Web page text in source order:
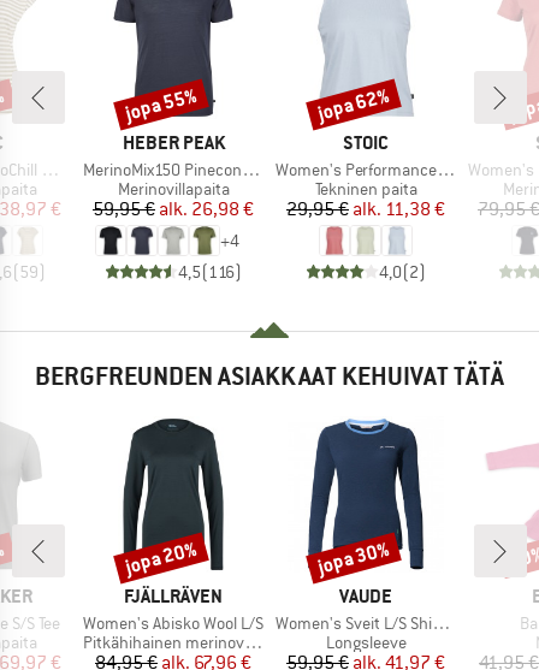
Tee St
hinta
€
(59)
MERKKI
HEBER PEAK
Tuote
MerinoMix150 PineconeHe. II T-Shirt
Tuoteryhmä
Merinovillapaita
Hinta
59,95 € Alennettu hinta
alk. 26,98 €
+4
4,5(116)
Alennus
jopa 55%
MERKKI
STOIC
Tuote
Women's PerformanceMerino BorgholmSt. Tank
Tuoteryhmä
Tekninen paita
Hinta
29,95 € Alennettu hinta
alk. 11,38 €
4,0(2)
Alennus
jopa 62%
Tuote
Women's Merino155
79,95 €
BERGFREUNDEN ASIAKKAAT KEHUIVAT TÄTÄ
S/S Tee
hinta
69,97 €
MERKKI
FJÄLLRÄVEN
Tuote
Women's Abisko Wool L/S
Tuoteryhmä
Pitkähihainen merinovillapaita
Hinta
84,95 € Alennettu hinta
alk. 67,96 €
Alennus
jopa 20%
MERKKI
VAUDE
Tuote
Women's Sveit L/S Shirt II
Tuoteryhmä
Longsleeve
Hinta
59,95 € Alennettu hinta
alk. 41,97 €
Alennus
jopa 30%
41,95 €